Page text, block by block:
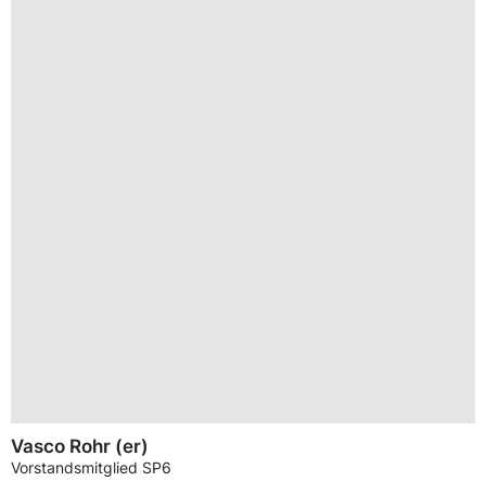
Vasco Rohr (er)
Vorstandsmitglied SP6